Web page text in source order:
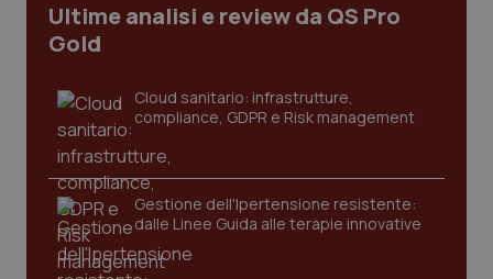
Ultime analisi e review da QS Pro
Gold
Cloud sanitario: infrastrutture,
compliance, GDPR e Risk management
Gestione dell'Ipertensione resistente:
dalle Linee Guida alle terapie innovative